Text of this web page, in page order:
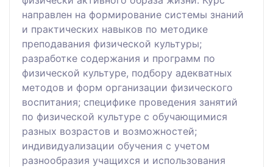
направлен на формирование системы знаний
и практических навыков по методике
преподавания физической культуры;
разработке содержания и программ по
физической культуре, подбору адекватных
методов и форм организации физического
воспитания; специфике проведения занятий
по физической культуре с обучающимися
разных возрастов и возможностей;
индивидуализации обучения с учетом
разнообразия учащихся и использования